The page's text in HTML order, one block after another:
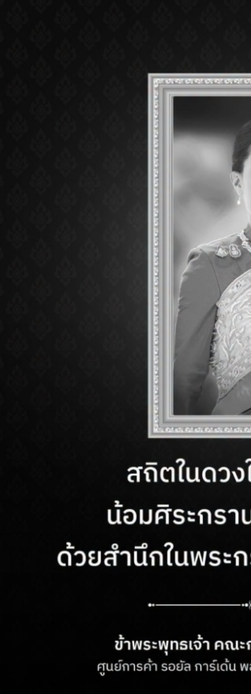
วันจันทร์ – วันอาทิตย์